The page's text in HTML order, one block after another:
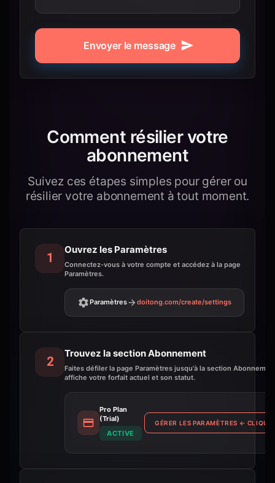
Envoyer le message
Comment résilier votre
abonnement
Suivez ces étapes simples pour gérer ou
résilier votre abonnement à tout moment.
1
Ouvrez les Paramètres
Connectez-vous à votre compte et accédez à la page
Paramètres.
Paramètres doitong.com/create/settings
2
Trouvez la section Abonnement
Faites défiler la page Paramètres jusqu'à la section
affiche votre forfait actuel et son statut.
Pro Plan
(Trial)
ACTIVE
GÉRER LES PARAMÈTRES ←